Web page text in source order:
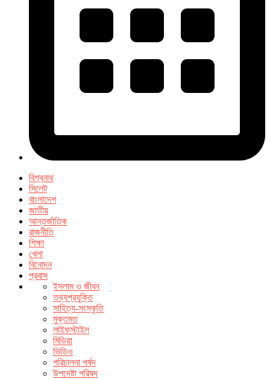
বিশ্বনাথ
সিলেট
বাংলাদেশ
জাতীয়
আন্তর্জাতিক
রাজনীতি
শিক্ষা
খেলা
বিনোদন
প্রবাস
ইসলাম ও জীবন
তথ্যপ্রযুক্তি
সাহিত্য-সংস্কৃতি
মুক্তমত
লাইফস্টাইল
মিডিয়া
ভিডিও
পরিচালনা পর্ষদ
উপদেষ্টা পরিষদ